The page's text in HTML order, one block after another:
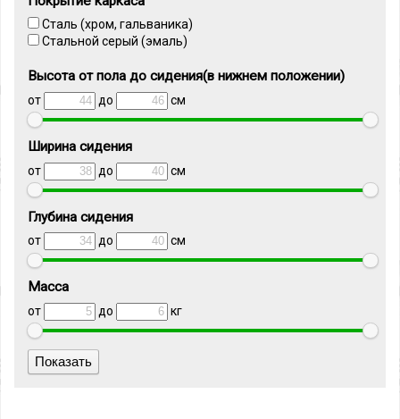
Сталь (хром, гальваника)
Стальной серый (эмаль)
Высота от пола до сидения(в нижнем положении)
от до см
Ширина сидения
от до см
Глубина сидения
от до см
Масса
от до кг